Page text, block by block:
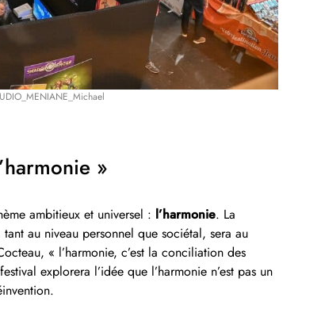
»
ambitieux et universel : l’harmonie. La
au niveau personnel que sociétal, sera au
« l’harmonie, c’est la conciliation des
explorera l’idée que l’harmonie n’est pas un